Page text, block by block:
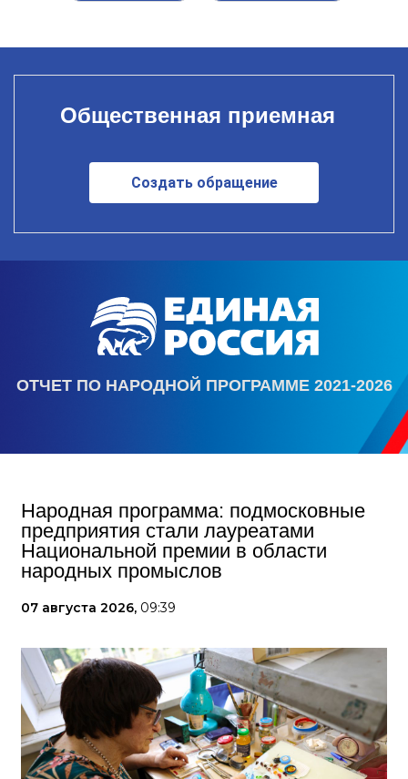
Общественная приемная
Создать обращение
ОТЧЕТ ПО НАРОДНОЙ ПРОГРАММЕ 2021-2026
Народная программа: подмосковные
предприятия стали лауреатами
Национальной премии в области
народных промыслов
07 августа 2026, 09:39